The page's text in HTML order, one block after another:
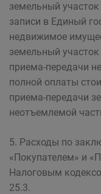
земельный
записи в Единый
недвижимое
земельный
приема-передачи
полной оплаты
приема-передачи
неотъемлемой
5. Расходы по
«Покупателем» и
Налоговым
25.3.